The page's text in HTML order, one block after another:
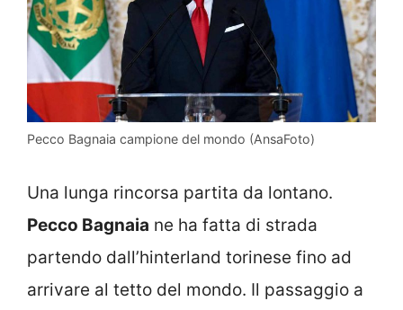
Pecco Bagnaia campione del mondo (AnsaFoto)
Una lunga rincorsa partita da lontano.
Pecco Bagnaia ne ha fatta di strada
partendo dall’hinterland torinese fino ad
arrivare al tetto del mondo. Il passaggio a